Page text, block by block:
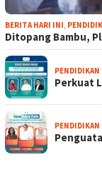
BERITA HARI INI,
Ditopang Bambu,
PENDIDIKAN
Perkuat
PENDIDIKAN